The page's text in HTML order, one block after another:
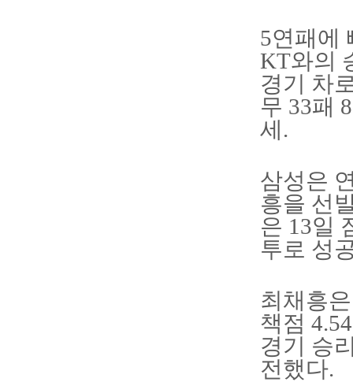
5연패에
KT와의
경기 차
무 33패
세.
삼성은
흥을 선
은 13일
투로 성
최채흥
책점
경기 승
전했다.